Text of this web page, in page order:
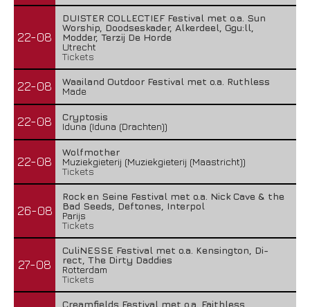
22-08
DUISTER COLLECTIEF Festival met o.a. Sun
Worship, Doodseskader, Alkerdeel, Ggu:ll,
Modder, Terzij De Horde
Utrecht
Tickets
22-08
Waailand Outdoor Festival met o.a. Ruthless
Made
22-08
Cryptosis
Iduna (Iduna (Drachten))
22-08
Wolfmother
Muziekgieterij (Muziekgieterij (Maastricht))
Tickets
26-08
Rock en Seine Festival met o.a. Nick Cave & the
Bad Seeds, Deftones, Interpol
Parijs
Tickets
27-08
CuliNESSE Festival met o.a. Kensington, Di-
rect, The Dirty Daddies
Rotterdam
Tickets
Creamfields Festival met o.a. Faithless